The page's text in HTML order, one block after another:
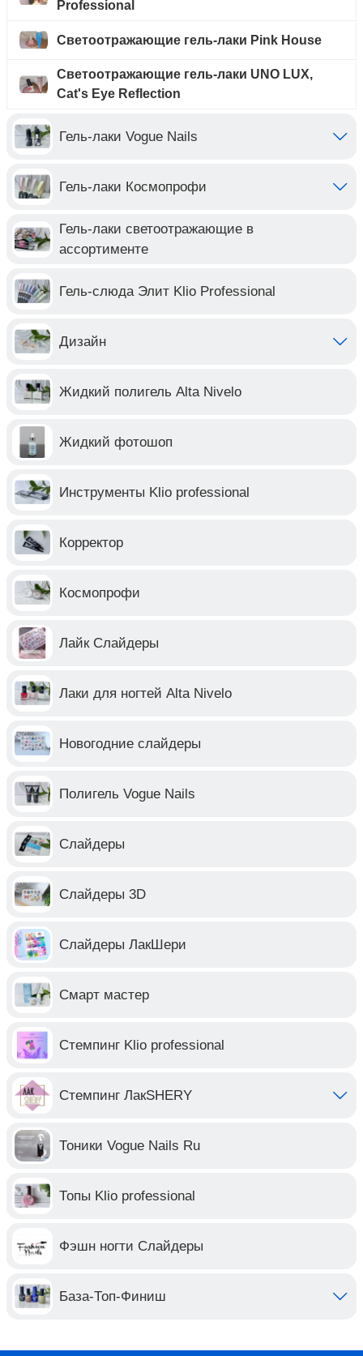
Professional
Светоотражающие гель-лаки Pink House
Светоотражающие гель-лаки UNO LUX,
Cat's Eye Reflection
Гель-лаки Vogue Nails
Гель-лаки Космопрофи
Гель-лаки светоотражающие в
ассортименте
Гель-слюда Элит Klio Professional
Дизайн
Жидкий полигель Alta Nivelo
Жидкий фотошоп
Инструменты Klio professional
Корректор
Космопрофи
Лайк Слайдеры
Лаки для ногтей Alta Nivelo
Новогодние слайдеры
Полигель Vogue Nails
Слайдеры
Слайдеры 3D
Слайдеры ЛакШери
Смарт мастер
Стемпинг Klio professional
Стемпинг ЛакSHERY
Тоники Vogue Nails Ru
Топы Klio professional
Фэшн ногти Слайдеры
База-Топ-Финиш